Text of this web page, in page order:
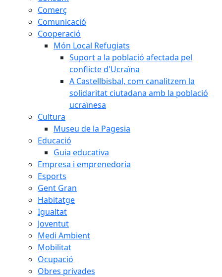
Comerç
Comunicació
Cooperació
Món Local Refugiats
Suport a la població afectada pel
conflicte d'Ucraïna
A Castellbisbal, com canalitzem la
solidaritat ciutadana amb la població
ucraïnesa
Cultura
Museu de la Pagesia
Educació
Guia educativa
Empresa i emprenedoria
Esports
Gent Gran
Habitatge
Igualtat
Joventut
Medi Ambient
Mobilitat
Ocupació
Obres privades